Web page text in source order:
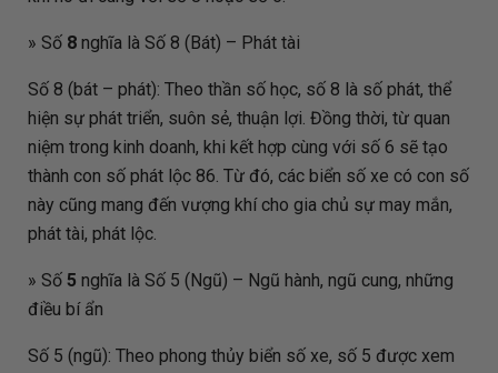
» Số 8nghĩa là Số 8 (Bát) – Phát tài
Số 8 (bát – phát): Theo thần số học, số 8 là số phát, thể
hiện sự phát triển, suôn sẻ, thuận lợi. Đồng thời, từ quan
niệm trong kinh doanh, khi kết hợp cùng với số 6 sẽ tạo
thành con số phát lộc 86. Từ đó, các biển số xe có con số
này cũng mang đến vượng khí cho gia chủ sự may mắn,
phát tài, phát lộc.
» Số 5 nghĩa là Số 5 (Ngũ) – Ngũ hành, ngũ cung, những
điều bí ẩn
Số 5 (ngũ): Theo phong thủy biển số xe, số 5 được xem